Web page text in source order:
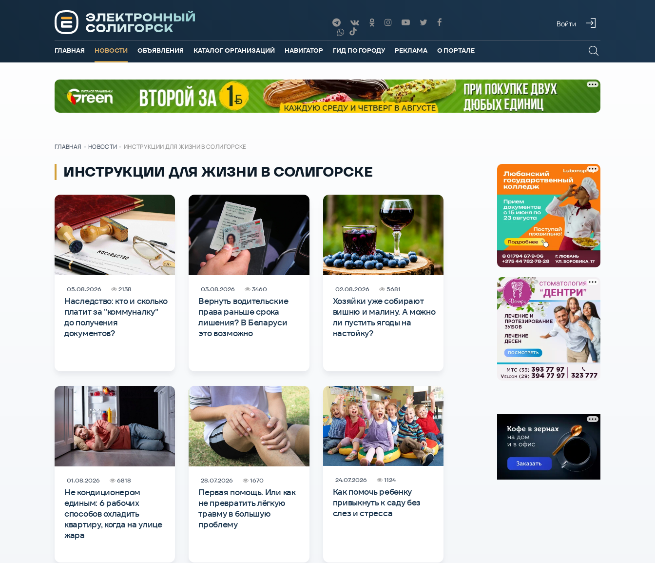
Войти
ГЛАВНАЯ НОВОСТИ ОБЪЯВЛЕНИЯ КАТАЛОГ ОРГАНИЗАЦИЙ НАВИГАТОР ГИД ПО ГОРОДУ РЕКЛАМА О ПОРТАЛЕ
ГЛАВНАЯ - НОВОСТИ - ИНСТРУКЦИИ ДЛЯ ЖИЗНИ В СОЛИГОРСКЕ
ИНСТРУКЦИИ ДЛЯ ЖИЗНИ В СОЛИГОРСКЕ
Наследство: кто и сколько
платит за "коммуналку"
до получения
документов?
05.08.2026 2138
Вернуть водительские
права раньше срока
лишения? В Беларуси
это возможно
03.08.2026 3460
Хозяйки уже собирают
вишню и малину. А можно
ли пустить ягоды на
настойку?
02.08.2026 5681
Не кондиционером
единым: 6 рабочих
способов охладить
квартиру, когда на улице
жара
01.08.2026 6818
Первая помощь. Или как
не превратить лёгкую
травму в большую
проблему
28.07.2026 1670
Как помочь ребенку
привыкнуть к саду без
слез и стресса
24.07.2026 1124